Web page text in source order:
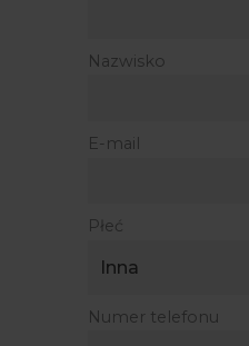
Nazwisko
E-mail
Płeć
Numer telefonu